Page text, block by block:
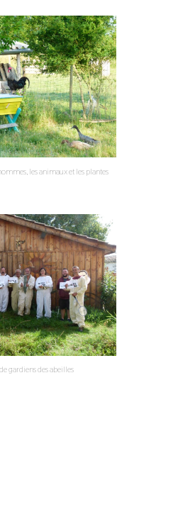
les animaux et les plantes
gardiens des abeilles